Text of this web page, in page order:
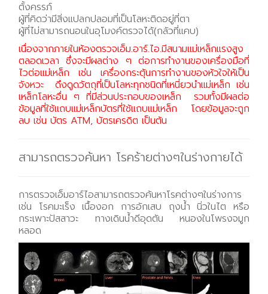
ตั้งครรภ์
ผู้ที่คิดว่ามีสิ่งแปลกปลอมที่เป็นโลหะติดอยู่ที่ตา
ผู้ที่ไม่สามารถนอนในอุโมงค์ตรวจได้(กลัวที่แคบ)
เนื่องจากภายในห้องตรวจเอ็ม.อาร์.ไอ.มีสนามแม่เหล็กแรงสูง
ตลอดเวลา ซึ่งจะมีผลต่าง ๆ ต่อการทำงานของเครื่องมือที่
ไวต่อแม่เหล็ก เช่น เครื่องกระตุ้นการทำงานของหัวใจให้เป็น
จังหวะ ดึงดูดวัตถุที่เป็นโลหะทุกชนิดที่เหนี่ยวนำแม่เหล็ก เช่น
เหล็กโลหะอื่น ๆ ที่มีส่วนประกอบของเหล็ก รวมทั้งมีผลต่อ
ข้อมูลที่ใช้แถบแม่เหล็กบัตรที่ใช้แถบแม่เหล็ก โดยข้อมูลจะถูก
ลบ เช่น บัตร ATM, บัตรเครดิต เป็นต้น
สามารถตรวจค้นหา โรคร้ายต่างๆในร่างกายได้
การตรวจเอ็มอาร์ไอสามารถตรวจค้นหาโรคต่างๆในร่างการ
เช่น โรคมะเร็ง เนื้องอก การอักเสบ ถุงน้ำ นิ่วในไต หรือ
กระเพาะปัสสาวะ ทางเดินน้ำดีอุดตัน หนองในโพรงจมูก
หลอด